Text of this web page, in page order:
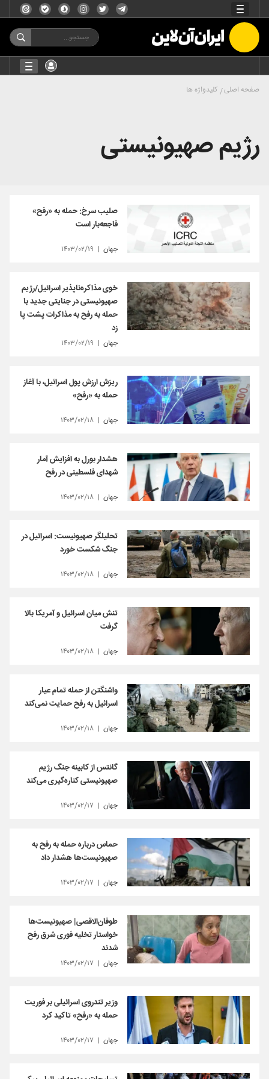
صفحه اصلی کلیدواژه ها
رژیم صهیونیستی
صلیب سرخ: حمله به «رفح»
فاجعه‌بار است
جهان ۱۴۰۳/۰۲/۱۹
خوی مذاکره‌ناپذیر اسرائیل/رژیم
صهیونیستی در جنایتی جدید با
حمله به رفح به مذاکرات پشت پا
زد
جهان ۱۴۰۳/۰۲/۱۹
ریزش ارزش پول اسرائیل، با آغاز
حمله به «رفح»
جهان ۱۴۰۳/۰۲/۱۸
هشدار بورل به افزایش آمار
شهدای فلسطینی در رفح
جهان ۱۴۰۳/۰۲/۱۸
تحلیلگر صهیونیست: اسرائیل در
جنگ شکست خورد
جهان ۱۴۰۳/۰۲/۱۸
تنش میان اسرائیل و آمریکا بالا
گرفت
جهان ۱۴۰۳/۰۲/۱۸
واشنگتن از حمله تمام عیار
اسرائیل به رفح حمایت نمی‌کند
جهان ۱۴۰۳/۰۲/۱۸
گانتس از کابینه جنگ رژیم
صهیونیستی کناره‌گیری می‌کند
جهان ۱۴۰۳/۰۲/۱۷
حماس درباره حمله به رفح به
صهیونیست‌ها هشدار داد
جهان ۱۴۰۳/۰۲/۱۷
طوفان‌الاقصی| صهیونیست‌ها
خواستار تخلیه فوری شرق رفح
شدند
جهان ۱۴۰۳/۰۲/۱۷
وزیر تندروی اسرائیلی بر فوریت
حمله به «رفح» تاکید کرد
جهان ۱۴۰۳/۰۲/۱۷